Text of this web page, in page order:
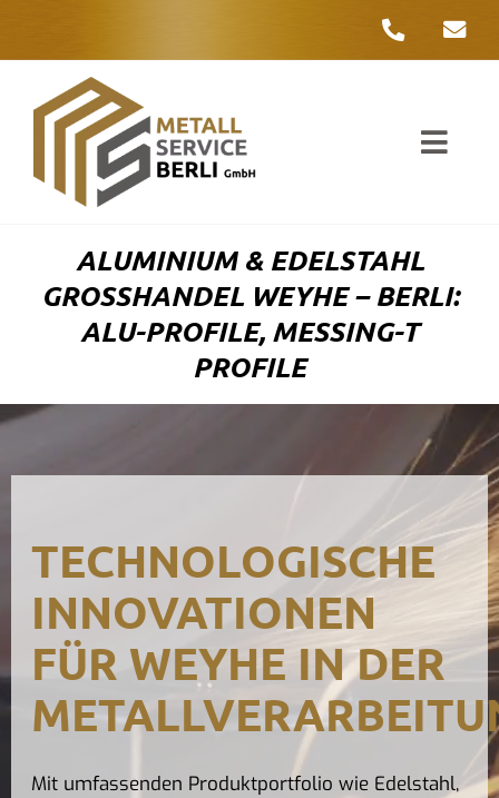
ALUMINIUM & EDELSTAHL
GROSSHANDEL WEYHE – BERLI: A
LU-PROFILE, MESSING-T P
ROFILE
TECHNOLOGISCHE
INNOVATIONEN
FÜR WEYHE IN DER
Mit umfassenden Produktportfolio wie Edelstahl,